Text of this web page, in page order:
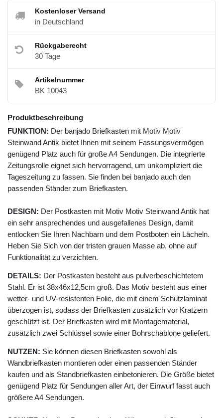
Kostenloser Versand
in Deutschland
Rückgaberecht
30 Tage
Artikelnummer
BK 10043
Produktbeschreibung
FUNKTION: Der banjado Briefkasten mit Motiv Motiv
Steinwand Antik bietet Ihnen mit seinem Fassungsvermögen
genügend Platz auch für große A4 Sendungen. Die integrierte
Zeitungsrolle eignet sich hervorragend, um unkompliziert die
Tageszeitung zu fassen. Sie finden bei banjado auch den
passenden Ständer zum Briefkasten.
DESIGN: Der Postkasten mit Motiv Motiv Steinwand Antik hat
ein sehr ansprechendes und ausgefallenes Design, damit
entlocken Sie Ihren Nachbarn und dem Postboten ein Lächeln.
Heben Sie Sich von der tristen grauen Masse ab, ohne auf
Funktionalität zu verzichten.
DETAILS: Der Postkasten besteht aus pulverbeschichtetem
Stahl. Er ist 38x46x12,5cm groß. Das Motiv besteht aus einer
wetter- und UV-resistenten Folie, die mit einem Schutzlaminat
überzogen ist, sodass der Briefkasten zusätzlich vor Kratzern
geschützt ist. Der Briefkasten wird mit Montagematerial,
zusätzlich zwei Schlüssel sowie einer Bohrschablone geliefert.
NUTZEN: Sie können diesen Briefkasten sowohl als
Wandbriefkasten montieren oder einen passenden Ständer
kaufen und als Standbriefkasten einbetonieren. Die Größe bietet
genügend Platz für Sendungen aller Art, der Einwurf fasst auch
größere A4 Sendungen.